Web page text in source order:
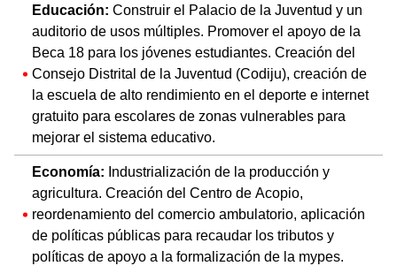
Educación: Construir el Palacio de la Juventud y un
auditorio de usos múltiples. Promover el apoyo de la
Beca 18 para los jóvenes estudiantes. Creación del
Consejo Distrital de la Juventud (Codiju), creación de
la escuela de alto rendimiento en el deporte e internet
gratuito para escolares de zonas vulnerables para
mejorar el sistema educativo.
Economía: Industrialización de la producción y
agricultura. Creación del Centro de Acopio,
reordenamiento del comercio ambulatorio, aplicación
de políticas públicas para recaudar los tributos y
políticas de apoyo a la formalización de la mypes.